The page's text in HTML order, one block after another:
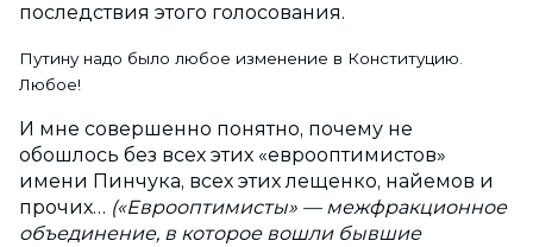
последствия этого голосования.
Путину надо было любое изменение в Конституцию.
Любое!
И мне совершенно понятно, почему не
обошлось без всех этих «еврооптимистов»
имени Пинчука, всех этих лещенко, найемов и
прочих… («Еврооптимисты» — межфракционное
объединение, в которое вошли бывшие